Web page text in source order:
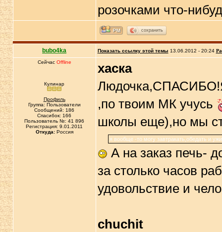
розочками что-
сохранить
bubo4ka Показать ссылку этой темы 13.06.2012 - 20:24
Сейчас Offline
Кулинар
Профиль
Группа: Пользователи
Сообщений: 186
Спасибок: 166
Пользователь №: 41 896
Регистрация: 9.01.2011
Откуда:Россия
хаска
,по твоим МК учусь
школы еще),но мы
я вообще -то могу завтракать,обедать и
А на заказ печь-
за столько часов
удовольствие и
chuchit